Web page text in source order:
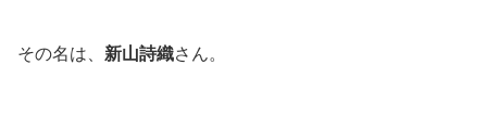
その名は、 新山詩織さん。